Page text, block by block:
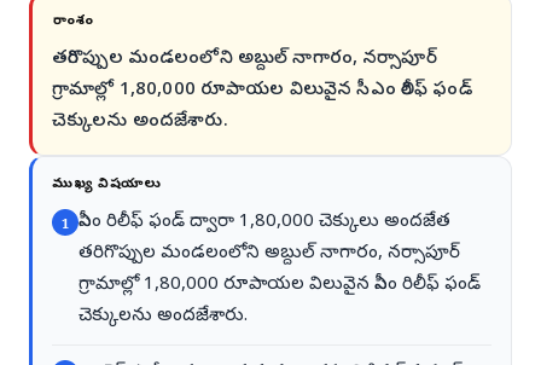
సారాంశం
తరిగొప్పుల మండలంలోని అబ్దుల్ నాగారం, నర్సాపూర్
గ్రామాల్లో 1,80,000 రూపాయల విలువైన సీఎం రిలీఫ్ ఫండ్
చెక్కులను అందజేశారు.
ముఖ్య విషయాలు
1 సీఎం రిలీఫ్ ఫండ్ ద్వారా 1,80,000 చెక్కులు అందజేత
తరిగొప్పుల మండలంలోని అబ్దుల్ నాగారం, నర్సాపూర్
గ్రామాల్లో 1,80,000 రూపాయల విలువైన సీఎం రిలీఫ్ ఫండ్
చెక్కులను అందజేశారు.